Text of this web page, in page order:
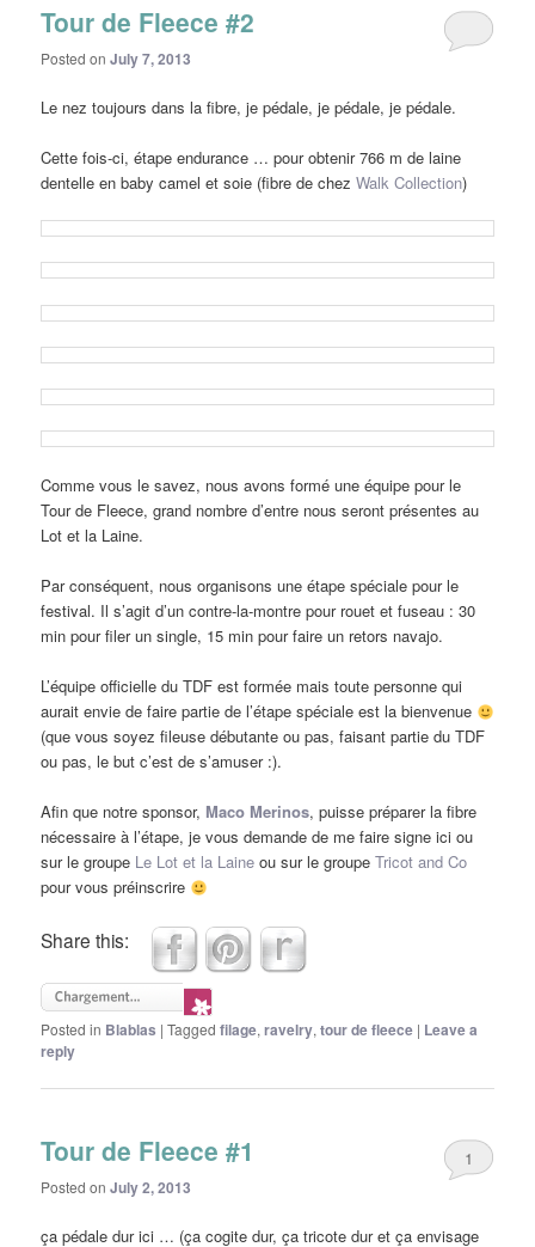
Tour de Fleece #2
Posted onJuly 7, 2013
Le nez toujours dans la fibre, je pédale, je pédale, je pédale.
Cette fois-ci, étape endurance … pour obtenir 766 m de laine
dentelle en baby camel et soie (fibre de chezWalk Collection)
Comme vous le savez, nous avons formé une équipe pour le
Tour de Fleece, grand nombre d’entre nous seront présentes au
Lot et la Laine.
Par conséquent, nous organisons une étape spéciale pour le
festival. Il s’agit d’un contre-la-montre pour rouet et fuseau : 30
min pour filer un single, 15 min pour faire un retors navajo.
L’équipe officielle du TDF est formée mais toute personne qui
aurait envie de faire partie de l’étape spéciale est la bienvenue
(que vous soyez fileuse débutante ou pas, faisant partie du TDF
ou pas, le but c’est de s’amuser :).
Afin que notre sponsor, Maco Merinos, puisse préparer la fibre
nécessaire à l’étape, je vous demande de me faire signe ici ou
sur le groupe Le Lot et la Laine ou sur le groupeTricot and Co
pour vous préinscrire
Share this:
Posted in Blablas |Tagged filage,ravelry,tour de fleece | Leave a
reply
Tour de Fleece #1
Posted onJuly 2, 2013
1
ça pédale dur ici … (ça cogite dur, ça tricote dur et ça envisage